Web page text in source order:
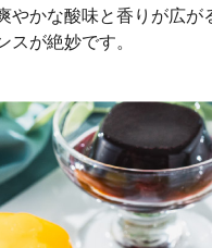
やかな酸味と香りが広が
スが絶妙です。